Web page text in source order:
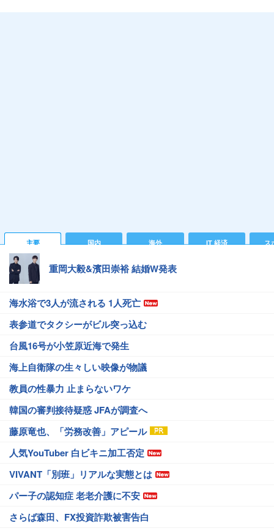
主要 国内 海外 IT 経済 ス
重岡大毅&濱田崇裕 結婚W発表
海水浴で3人が流される 1人死亡
表参道でタクシーがビル突っ込む
台風16号が小笠原近海で発生
海上自衛隊の生々しい映像が物議
教員の性暴力 止まらないワケ
韓国の審判接待疑惑 JFAが調査へ
藤原竜也、「労務改善」アピール
人気YouTuber 白ビキニ加工否定
VIVANT「別班」リアルな実態とは
パー子の認知症 老老介護に不安
さらば森田、FX投資詐欺被害告白